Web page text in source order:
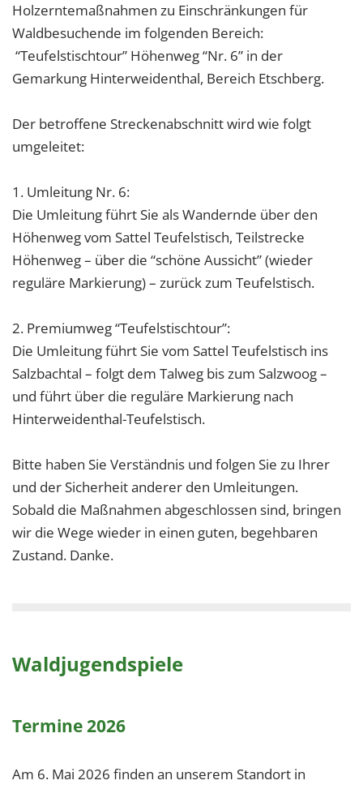
Holzerntemaßnahmen zu Einschränkungen für
Waldbesuchende im folgenden Bereich:
“Teufelstischtour” Höhenweg “Nr. 6” in der
Gemarkung Hinterweidenthal, Bereich Etschberg.
Der betroffene Streckenabschnitt wird wie folgt
umgeleitet:
1. Umleitung Nr. 6:
Die Umleitung führt Sie als Wandernde über den
Höhenweg vom Sattel Teufelstisch, Teilstrecke
Höhenweg – über die “schöne Aussicht” (wieder
reguläre Markierung) – zurück zum Teufelstisch.
2. Premiumweg “Teufelstischtour”:
Die Umleitung führt Sie vom Sattel Teufelstisch ins
Salzbachtal – folgt dem Talweg bis zum Salzwoog –
und führt über die reguläre Markierung nach
Hinterweidenthal-Teufelstisch.
Bitte haben Sie Verständnis und folgen Sie zu Ihrer
und der Sicherheit anderer den Umleitungen.
Sobald die Maßnahmen abgeschlossen sind, bringen
wir die Wege wieder in einen guten, begehbaren
Zustand. Danke.
Waldjugendspiele
Termine 2026
Am 6. Mai 2026 finden an unserem Standort in